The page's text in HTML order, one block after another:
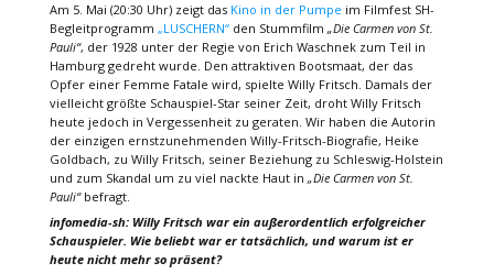
Am 5. Mai (20:30 Uhr) zeigt das Kino in der Pumpe im Filmfest SH-
Begleitprogramm „LUSCHERN“den Stummfilm „Die Carmen von St.
Pauli“, der 1928 unter der Regie von Erich Waschnek zum Teil in
Hamburg gedreht wurde. Den attraktiven Bootsmaat, der das
Opfer einer Femme Fatale wird, spielte Willy Fritsch. Damals der
vielleicht größte Schauspiel-Star seiner Zeit, droht Willy Fritsch
heute jedoch in Vergessenheit zu geraten. Wir haben die Autorin
der einzigen ernstzunehmenden Willy-Fritsch-Biografie, Heike
Goldbach, zu Willy Fritsch, seiner Beziehung zu Schleswig-Holstein
und zum Skandal um zu viel nackte Haut in „Die Carmen von St.
Pauli“befragt.
infomedia-sh: Willy Fritsch war ein außerordentlich erfolgreicher
Schauspieler. Wie beliebt war er tatsächlich, und warum ist er
heute nicht mehr so präsent?